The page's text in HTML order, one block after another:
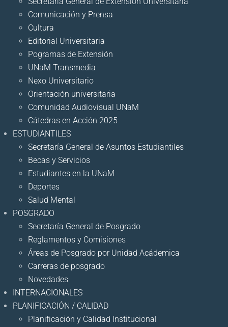
Comunicación y Prensa
Cultura
Editorial Universitaria
Pogramas de Extensión
UNaM Transmedia
Nexo Universitario
Orientación universitaria
Comunidad Audiovisual UNaM
Cátedras en Acción 2025
ESTUDIANTILES
Secretaría General de Asuntos Estudiantiles
Becas y Servicios
Estudiantes en la UNaM
Deportes
Salud Mental
POSGRADO
Secretaría General de Posgrado
Reglamentos y Comisiones
Áreas de Posgrado por Unidad Acádemica
Carreras de posgrado
Novedades
INTERNACIONALES
PLANIFICACIÓN / CALIDAD
Planificación y Calidad Institucional